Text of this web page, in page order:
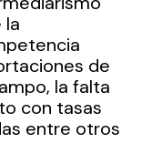
la
de
la falta
con tasas
entre otros